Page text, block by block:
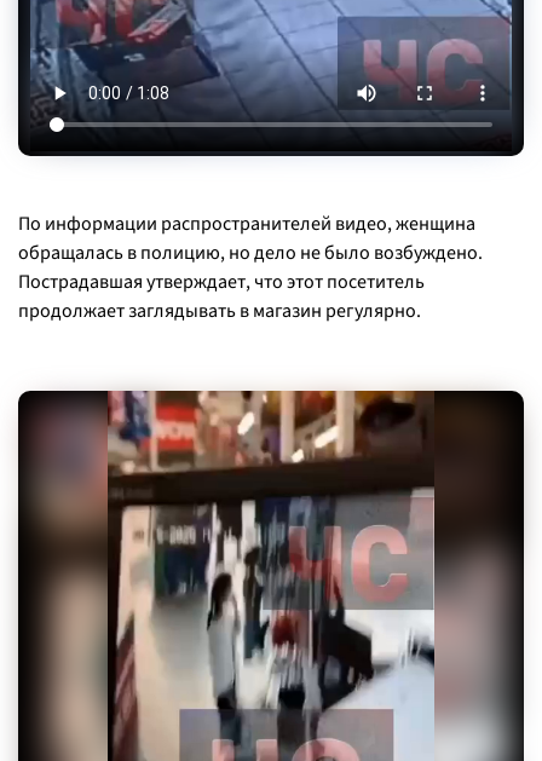
По информации распространителей видео, женщина
обращалась в полицию, но дело не было возбуждено.
Пострадавшая утверждает, что этот посетитель
продолжает заглядывать в магазин регулярно.